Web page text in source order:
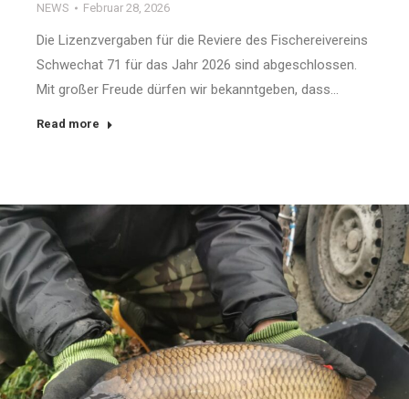
NEWS Februar 28, 2026
Die Lizenzvergaben für die Reviere des Fischereivereins
Schwechat 71 für das Jahr 2026 sind abgeschlossen.
Mit großer Freude dürfen wir bekanntgeben, dass…
Read more